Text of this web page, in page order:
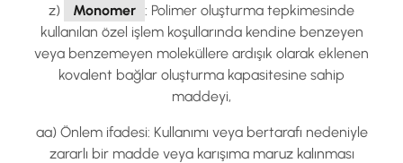
z) Monomer : Polimer oluşturma tepkimesinde
kullanılan özel işlem koşullarında kendine benzeyen
veya benzemeyen moleküllere ardışık olarak eklenen
kovalent bağlar oluşturma kapasitesine sahip
maddeyi,
aa) Önlem ifadesi: Kullanımı veya bertarafı nedeniyle
zararlı bir madde veya karışıma maruz kalınması